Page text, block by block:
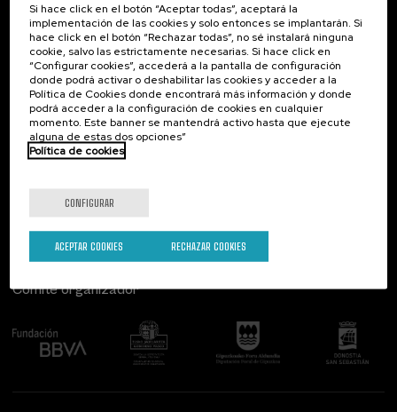
Contacto
Palacio Miramar
Paseo de Miraconcha, 48
20007 Donostia / San Sebastián
Gipuzkoa, Spain
Contacta con nosotros
De interés...
Actividades anteriores
Comité organizador
Si hace click en el botón “Aceptar todas”, aceptará la
implementación de las cookies y solo entonces se implantarán. Si
hace click en el botón “Rechazar todas”, no sé instalará ninguna
cookie, salvo las estrictamente necesarias. Si hace click en
“Configurar cookies”, accederá a la pantalla de configuración
donde podrá activar o deshabilitar las cookies y acceder a la
Política de Cookies donde encontrará más información y donde
podrá acceder a la configuración de cookies en cualquier
momento. Este banner se mantendrá activo hasta que ejecute
alguna de estas dos opciones”
Política de cookies
CONFIGURAR
RECHAZAR COOKIES
ACEPTAR COOKIES